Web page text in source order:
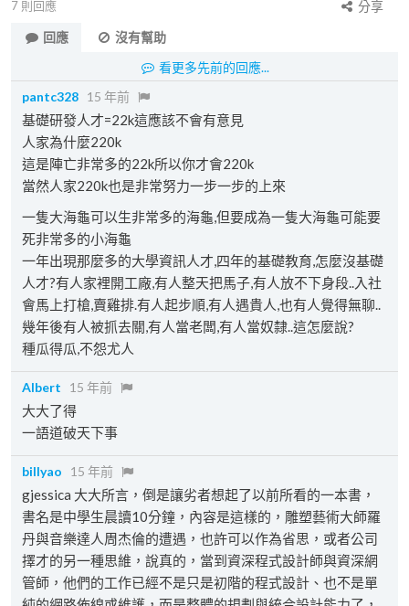
7 則回應
分享
回應
沒有幫助
看更多先前的回應...
pantc328 15 年前
基礎研發人才=22k這應該不會有意見
人家為什麼220k
這是陣亡非常多的22k所以你才會220k
當然人家220k也是非常努力一步一步的上來
一隻大海龜可以生非常多的海龜,但要成為一隻大海龜可能要
死非常多的小海龜
一年出現那麼多的大學資訊人才,四年的基礎教育,怎麼沒基礎
人才?有人家裡開工廠,有人整天把馬子,有人放不下身段..入社
會馬上打槍,賣雞排.有人起步順,有人遇貴人,也有人覺得無聊..
幾年後有人被抓去關,有人當老闆,有人當奴隸..這怎麼說?
種瓜得瓜,不怨尤人
Albert 15 年前
大大了得
一語道破天下事
billyao 15 年前
gjessica 大大所言，倒是讓劣者想起了以前所看的一本書，
書名是中學生晨讀10分鐘，內容是這樣的，雕塑藝術大師羅
丹與音樂達人周杰倫的遭遇，也許可以作為省思，或者公司
擇才的另一種思維，說真的，當到資深程式設計師與資深網
管師，他們的工作已經不是只是初階的程式設計、也不是單